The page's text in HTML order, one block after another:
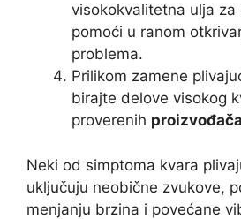
visokokvalitetna ulja za
pomoći u ranom
problema.
Prilikom zamene
birajte delove visokog
proverenih proizvođača
Neki od simptoma kvara
uključuju neobične zvukove,
menjanju brzina i povećane